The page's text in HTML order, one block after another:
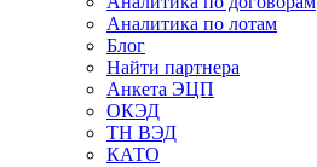
Аналитика по лотам
Блог
Найти партнера
Анкета ЭЦП
ОКЭД
ТН ВЭД
КАТО